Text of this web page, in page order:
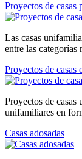
Proyectos de casas
Las casas
entre las categorías
Proyectos de casas
Proyectos de casas
unifamiliares en
Casas adosadas